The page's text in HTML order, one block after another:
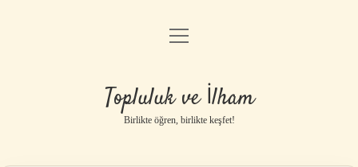
Anasayfa
Gizlilik Politikası
Yasal Uyarı
menüyü
Topluluk ve İlham
Birlikte öğren, birlikte keşfet!